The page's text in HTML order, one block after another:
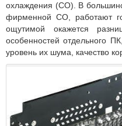
охлаждения (СО). В
фирменной СО, работают
ощутимой окажется
особенностей отдельного
уровень их шума, качество